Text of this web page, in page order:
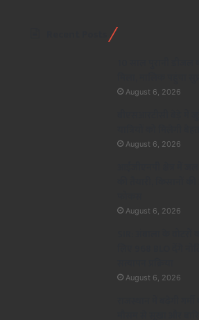
August 6, 2026
August 6, 2026
August 6, 2026
August 6, 2026